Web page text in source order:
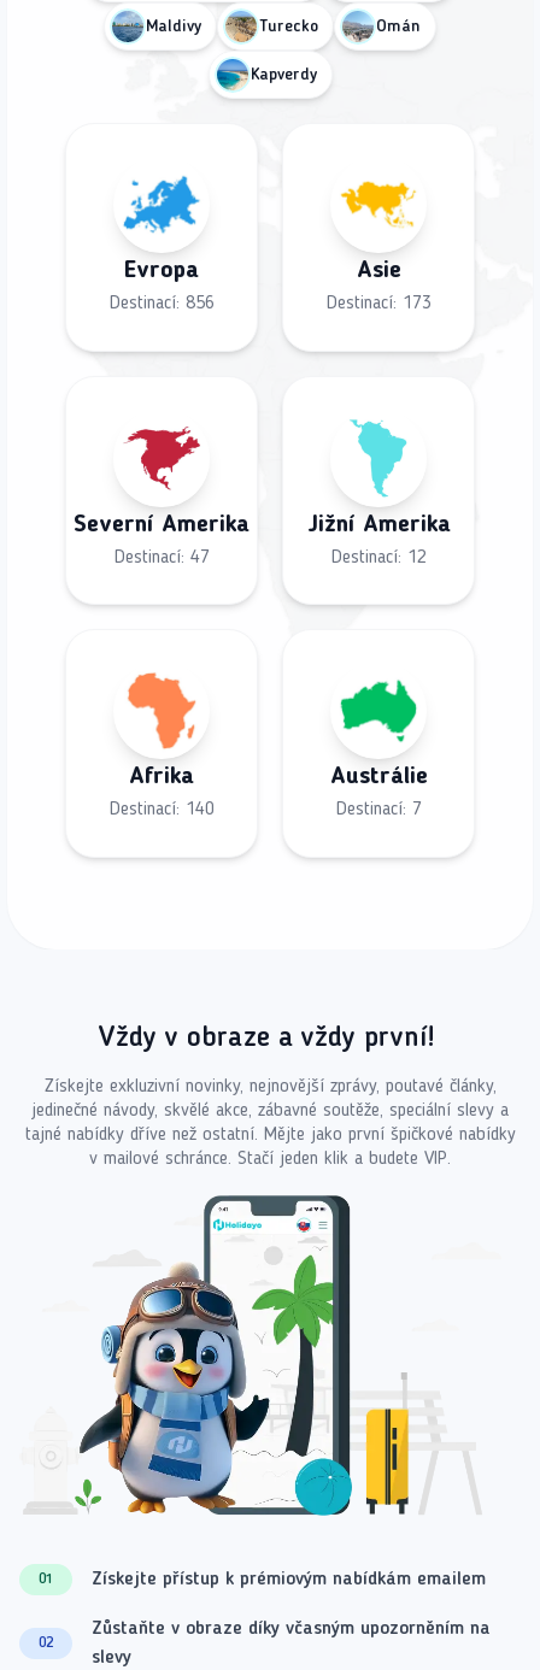
Maldivy Turecko Omán
Kapverdy
Evropa
Destinací: 856
Asie
Destinací: 173
Severní Amerika
Destinací: 47
Jižní Amerika
Destinací: 12
Afrika
Destinací: 140
Austrálie
Destinací: 7
Vždy v obraze a vždy první!
Získejte exkluzivní novinky, nejnovější zprávy, poutavé články,
jedinečné návody, skvělé akce, zábavné soutěže, speciální slevy a
tajné nabídky dříve než ostatní. Mějte jako první špičkové nabídky
v mailové schránce. Stačí jeden klik a budete VIP.
01 Získejte přístup k prémiovým nabídkám emailem
02
Zůstaňte v obraze díky včasným upozorněním na
slevy